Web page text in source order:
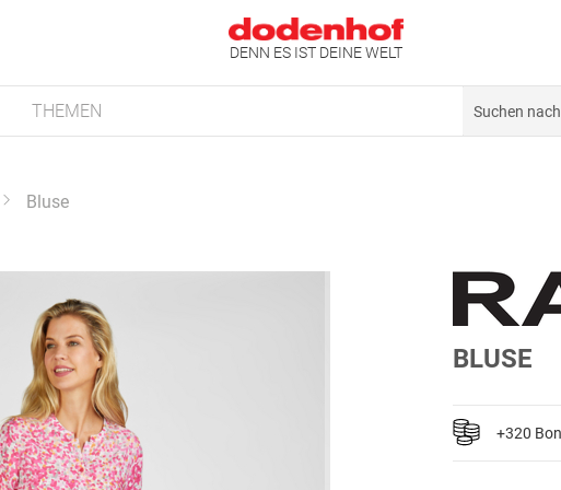
DENN ES IST DEINE WELT
THEMEN
Bluse
BLUSE
+320